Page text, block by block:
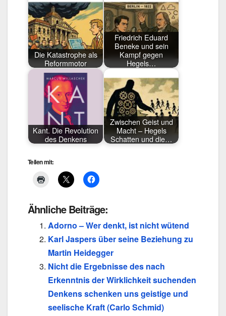
Die Katastrophe als
Reformmotor
Friedrich Eduard
Beneke und sein
Kampf gegen
Hegels…
Kant. Die Revolution
des Denkens
Zwischen Geist und
Macht – Hegels
Schatten und die…
Teilen mit:
Ähnliche Beiträge:
Adorno – Wer denkt, ist nicht wütend
Karl Jaspers über seine Beziehung zu
Martin Heidegger
Nicht die Ergebnisse des nach
Erkenntnis der Wirklichkeit suchenden
Denkens schenken uns geistige und
seelische Kraft (Carlo Schmid)